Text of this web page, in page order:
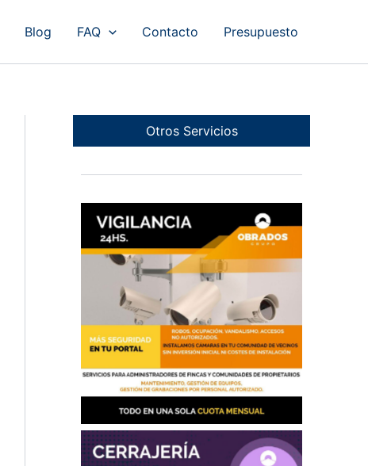
Blog FAQ Contacto Presupuesto
Otros Servicios
Cámaras en Portales